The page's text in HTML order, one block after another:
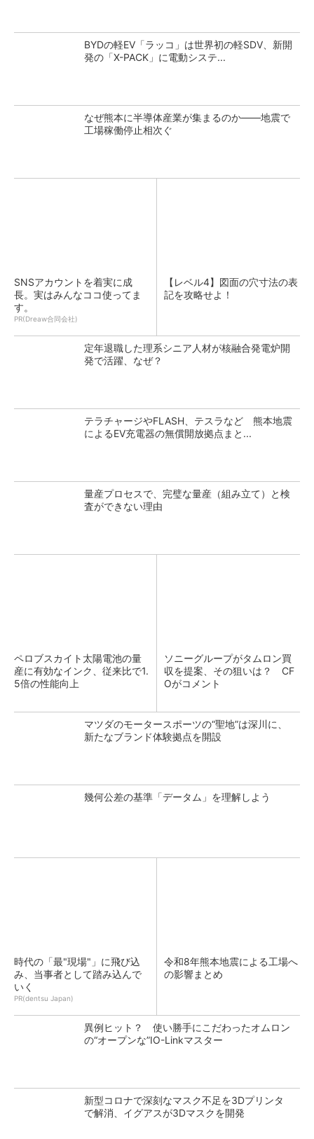
BYDの軽EV「ラッコ」は世界初の軽SDV、新開
発の「X-PACK」に電動システ...
なぜ熊本に半導体産業が集まるのか――地震で
工場稼働停止相次ぐ
SNSアカウントを着実に成
長。実はみんなココ使ってま
す。
PR(Dreaw合同会社)
【レベル4】図面の穴寸法の表
記を攻略せよ！
定年退職した理系シニア人材が核融合発電炉開
発で活躍、なぜ？
テラチャージやFLASH、テスラなど 熊本地震
によるEV充電器の無償開放拠点まと...
量産プロセスで、完璧な量産（組み立て）と検
査ができない理由
ペロブスカイト太陽電池の量
産に有効なインク、従来比で1.
5倍の性能向上
ソニーグループがタムロン買
収を提案、その狙いは？ CF
Oがコメント
マツダのモータースポーツの“聖地”は深川に、
新たなブランド体験拠点を開設
幾何公差の基準「データム」を理解しよう
時代の「最"現場"」に飛び込
み、当事者として踏み込んで
いく
PR(dentsu Japan)
令和8年熊本地震による工場へ
の影響まとめ
異例ヒット？ 使い勝手にこだわったオムロン
の“オープンな”IO-Linkマスター
新型コロナで深刻なマスク不足を3Dプリンタ
で解消、イグアスが3Dマスクを開発